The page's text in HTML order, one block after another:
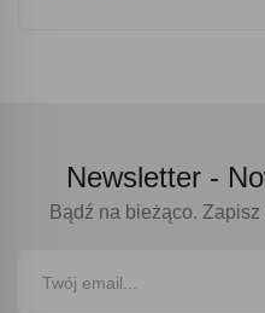
Newsletter -
Bądź na bieżąco.